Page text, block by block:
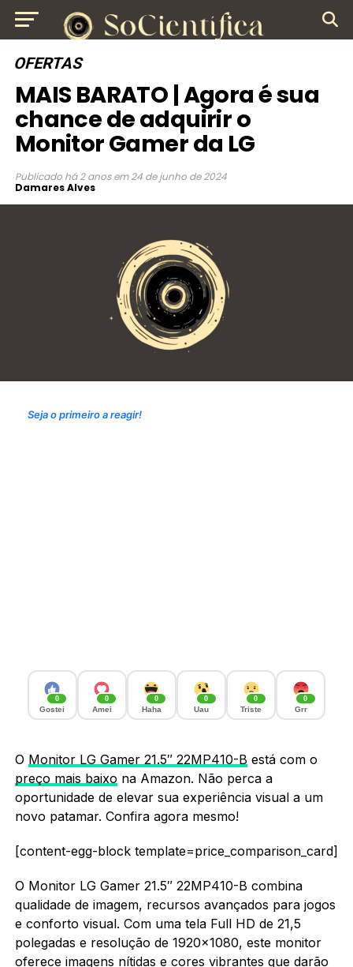
OFERTAS
MAIS BARATO | Agora é sua
chance de adquirir o
Monitor Gamer da LG
Publicado há 2 anos em 24 de junho de 2024
Damares Alves
Seja o primeiro a reagir!
0
Gostei
0
Amei
0
Haha
0
Uau
0
Triste
0
Grr
O Monitor LG Gamer 21.5″ 22MP410-B está com o
preço mais baixo na Amazon. Não perca a
oportunidade de elevar sua experiência visual a um
novo patamar. Confira agora mesmo!
[content-egg-block template=price_comparison_card]
O Monitor LG Gamer 21.5″ 22MP410-B combina
qualidade de imagem, recursos avançados para jogos
e conforto visual. Com uma tela Full HD de 21,5
polegadas e resolução de 1920×1080, este monitor
oferece imagens nítidas e cores vibrantes que darão